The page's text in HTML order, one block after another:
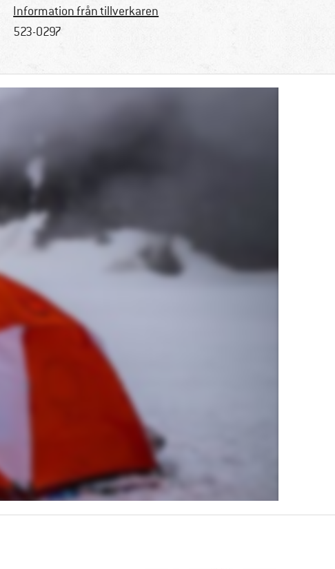
Information från tillverkaren
523-0297